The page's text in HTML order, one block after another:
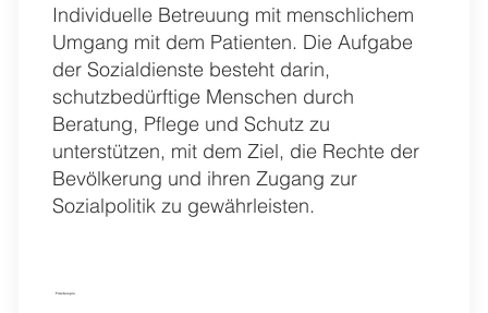
Individuelle Betreuung mit menschlichem
Umgang mit dem Patienten. Die Aufgabe
der Sozialdienste besteht darin,
schutzbedürftige Menschen durch
Beratung, Pflege und Schutz zu
unterstützen, mit dem Ziel, die Rechte der
Bevölkerung und ihren Zugang zur
Sozialpolitik zu gewährleisten.
Fisioterapia